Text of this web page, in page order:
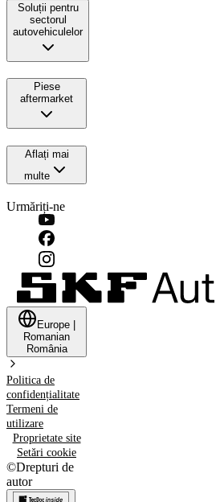
Soluții pentru
sectorul
autovehiculelor
Piese
aftermarket
Aflați mai
multe
Urmăriți-ne
Europe
Romanian
România
Politica de
confidențialitate
Termeni de
utilizare
Proprietate site
Setări cookie
©Drepturi de
autor